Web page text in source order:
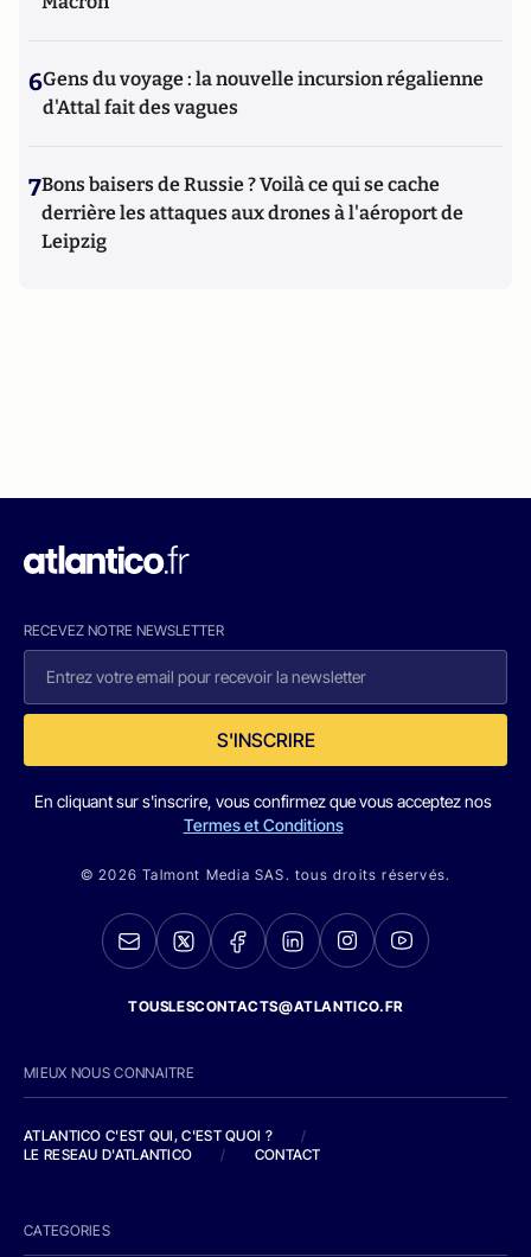
6Gens du voyage : la nouvelle incursion régalienne
d'Attal fait des vagues
7Bons baisers de Russie ? Voilà ce qui se cache
derrière les attaques aux drones à l'aéroport de
Leipzig
RECEVEZ NOTRE NEWSLETTER
S'INSCRIRE
En cliquant sur s'inscrire, vous confirmez que vous acceptez nos
Termes et Conditions
© 2026 Talmont Media SAS. tous droits réservés.
TOUSLESCONTACTS@ATLANTICO.FR
MIEUX NOUS CONNAITRE
ATLANTICO C'EST QUI, C'EST QUOI ?
/
LE RESEAU D'ATLANTICO
/ CONTACT
CATEGORIES